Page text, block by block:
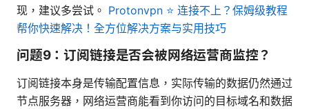
现，建议多尝试。 Protonvpn ⭐ 连接不上？保姆级教程
帮你快速解决！全方位解决方案与实用技巧
问题9：订阅链接是否会被网络运营商监控？
订阅链接本身是传输配置信息，实际传输的数据仍然通过
节点服务器，网络运营商能看到你访问的目标域名和数据